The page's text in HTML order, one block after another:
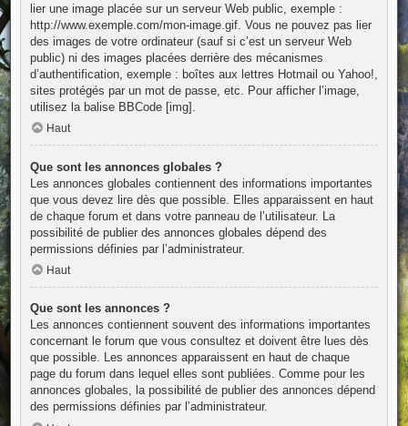
lier une image placée sur un serveur Web public, exemple :
http://www.exemple.com/mon-image.gif. Vous ne pouvez pas lier
des images de votre ordinateur (sauf si c’est un serveur Web
public) ni des images placées derrière des mécanismes
d’authentification, exemple : boîtes aux lettres Hotmail ou Yahoo!,
sites protégés par un mot de passe, etc. Pour afficher l’image,
utilisez la balise BBCode [img].
Haut
Que sont les annonces globales ?
Les annonces globales contiennent des informations importantes
que vous devez lire dès que possible. Elles apparaissent en haut
de chaque forum et dans votre panneau de l’utilisateur. La
possibilité de publier des annonces globales dépend des
permissions définies par l’administrateur.
Haut
Que sont les annonces ?
Les annonces contiennent souvent des informations importantes
concernant le forum que vous consultez et doivent être lues dès
que possible. Les annonces apparaissent en haut de chaque
page du forum dans lequel elles sont publiées. Comme pour les
annonces globales, la possibilité de publier des annonces dépend
des permissions définies par l’administrateur.